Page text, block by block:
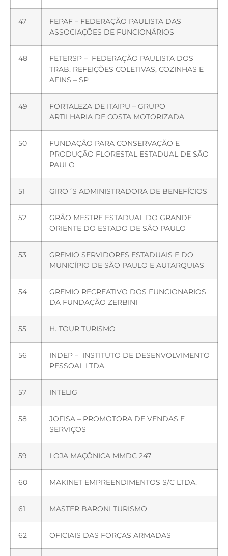
47
FEPAF – FEDERAÇÃO PAULISTA DAS
ASSOCIAÇÕES DE FUNCIONÁRIOS
48
FETERSP – FEDERAÇÃO PAULISTA DOS
TRAB. REFEIÇÕES COLETIVAS, COZINHAS E
AFINS – SP
49
FORTALEZA DE ITAIPU – GRUPO
ARTILHARIA DE COSTA MOTORIZADA
50
FUNDAÇÃO PARA CONSERVAÇÃO E
PRODUÇÃO FLORESTAL ESTADUAL DE SÃO
PAULO
51 GIRO´S ADMINISTRADORA DE BENEFÍCIOS
52
GRÃO MESTRE ESTADUAL DO GRANDE
ORIENTE DO ESTADO DE SÃO PAULO
53
GREMIO SERVIDORES ESTADUAIS E DO
MUNICÍPIO DE SÃO PAULO E AUTARQUIAS
54
GREMIO RECREATIVO DOS FUNCIONARIOS
DA FUNDAÇÃO ZERBINI
55 H. TOUR TURISMO
56
INDEP – INSTITUTO DE DESENVOLVIMENTO
PESSOAL LTDA.
57 INTELIG
58
JOFISA – PROMOTORA DE VENDAS E
SERVIÇOS
59 LOJA MAÇÔNICA MMDC 247
60 MAKINET EMPREENDIMENTOS S/C LTDA.
61 MASTER BARONI TURISMO
62 OFICIAIS DAS FORÇAS ARMADAS